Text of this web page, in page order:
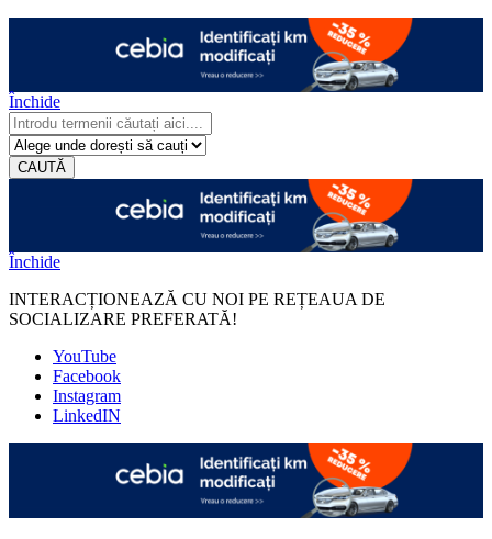
Închide
CAUTĂ
Închide
INTERACȚIONEAZĂ CU NOI PE REȚEAUA DE
SOCIALIZARE PREFERATĂ!
YouTube
Facebook
Instagram
LinkedIN